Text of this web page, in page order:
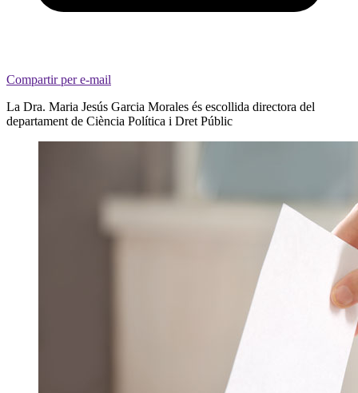
Compartir per e-mail
La Dra. Maria Jesús Garcia Morales és escollida directora del
departament de Ciència Política i Dret Públic